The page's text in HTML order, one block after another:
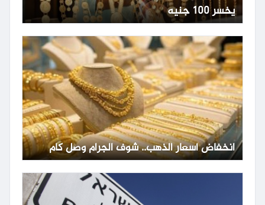
يخسر 100 جنيه
انخفاض أسعار الذهب.. شوف الجرام وصل كام